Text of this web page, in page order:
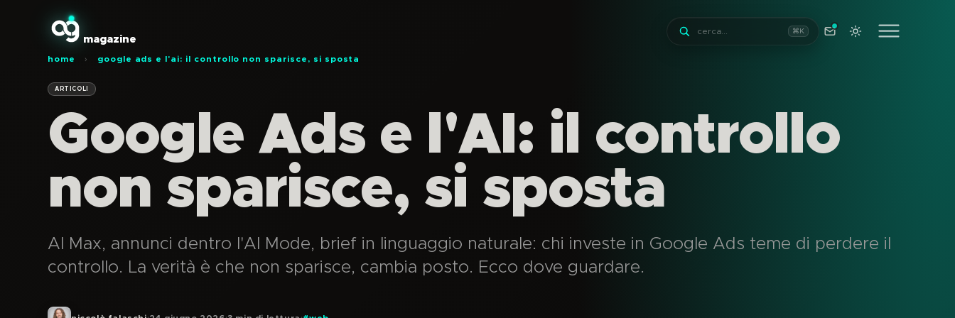
magazine
⌘ K
home › google ads e l'ai: il controllo non sparisce, si sposta
ARTICOLI
Google Ads e l'AI: il controllo
non sparisce, si sposta
AI Max, annunci dentro l'AI Mode, brief in linguaggio naturale: chi investe in Google Ads teme di perdere il
controllo. La verità è che non sparisce, cambia posto. Ecco dove guardare.